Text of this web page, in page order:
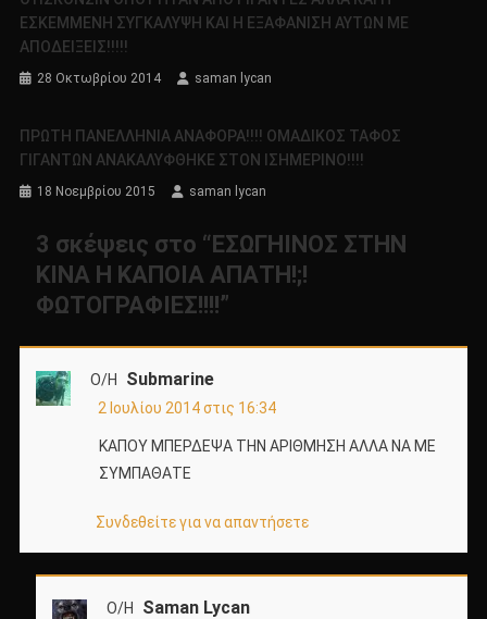
ΕΣΚΕΜΜΕΝΗ ΣΥΓΚΑΛΥΨΗ ΚΑΙ Η ΕΞΑΦΑΝΙΣΗ ΑΥΤΩΝ ΜΕ
ΑΠΟΔΕΙΞΕΙΣ!!!!!
28 Οκτωβρίου 2014 saman lycan
ΠΡΩΤΗ ΠΑΝΕΛΛΗΝΙΑ ΑΝΑΦΟΡΑ!!!! ΟΜΑΔΙΚΟΣ ΤΑΦΟΣ
ΓΙΓΑΝΤΩΝ ΑΝΑΚΑΛΥΦΘΗΚΕ ΣΤΟΝ ΙΣΗΜΕΡΙΝΟ!!!!
18 Νοεμβρίου 2015 saman lycan
3 σκέψεις στο “ΕΣΩΓΗΙΝΟΣ ΣΤΗΝ
ΚΙΝΑ Η ΚΑΠΟΙΑ ΑΠΑΤΗ!;!
ΦΩΤΟΓΡΑΦΙΕΣ!!!!”
Ο/Η Submarine
2 Ιουλίου 2014 στις 16:34
ΚΑΠΟΥ ΜΠΕΡΔΕΨΑ ΤΗΝ ΑΡΙΘΜΗΣΗ ΑΛΛΑ ΝΑ ΜΕ
ΣΥΜΠΑΘΑΤΕ
Συνδεθείτε για να απαντήσετε
Ο/Η Saman Lycan